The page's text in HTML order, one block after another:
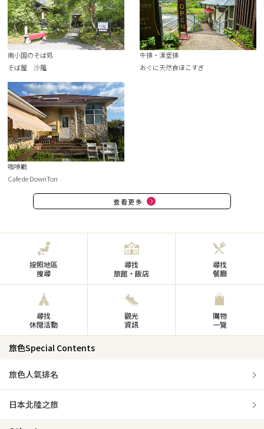
南小国のそば処
そば屋 沙羅
牛排・漢堡排
おぐに天然食ほこすぎ
咖啡廳
Cafe de DownTon
查看更多
按照地區
搜尋
尋找
旅館・飯店
尋找
餐廳
尋找
休閒活動
觀光
資訊
購物
一覽
旅色Special Contents
旅色人氣排名
日本北陸之旅